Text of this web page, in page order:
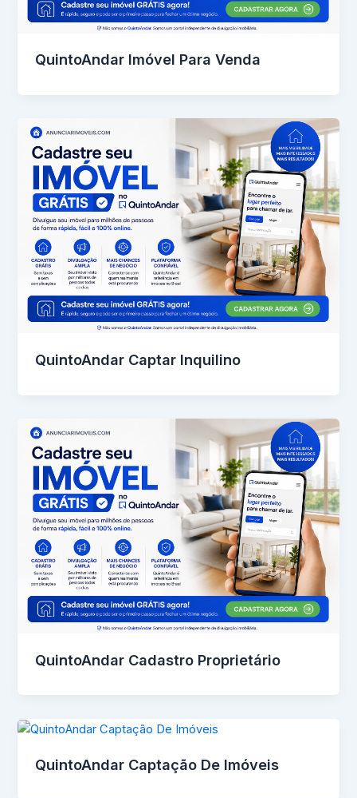
QuintoAndar Imóvel Para Venda
QuintoAndar Captar Inquilino
QuintoAndar Cadastro Proprietário
QuintoAndar Captação De Imóveis